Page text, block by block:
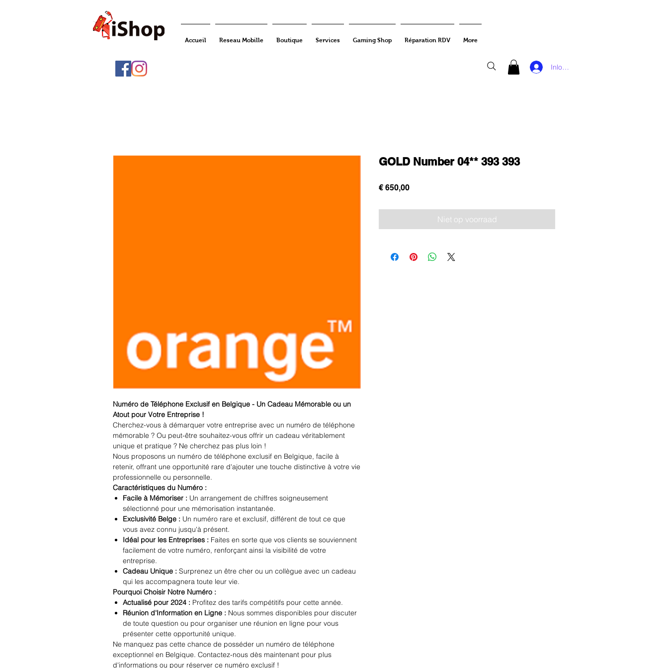
Accueil Reseau Mobille Boutique Services Gaming Shop Réparation RDV More
Inloggen
Numéro de Téléphone Exclusif en Belgique - Un Cadeau Mémorable ou un
Atout pour Votre Entreprise !
Cherchez-vous à démarquer votre entreprise avec un numéro de téléphone
mémorable ? Ou peut-être souhaitez-vous offrir un cadeau véritablement
unique et pratique ? Ne cherchez pas plus loin !
Nous proposons un numéro de téléphone exclusif en Belgique, facile à
retenir, offrant une opportunité rare d'ajouter une touche distinctive à votre vie
professionnelle ou personnelle.
Caractéristiques du Numéro :
Facile à Mémoriser : Un arrangement de chiffres soigneusement
sélectionné pour une mémorisation instantanée.
Exclusivité Belge : Un numéro rare et exclusif, différent de tout ce que
vous avez connu jusqu'à présent.
Idéal pour les Entreprises : Faites en sorte que vos clients se souviennent
facilement de votre numéro, renforçant ainsi la visibilité de votre
entreprise.
Cadeau Unique : Surprenez un être cher ou un collègue avec un cadeau
qui les accompagnera toute leur vie.
Pourquoi Choisir Notre Numéro :
Actualisé pour 2024 : Profitez des tarifs compétitifs pour cette année.
Réunion d'Information en Ligne : Nous sommes disponibles pour discuter
de toute question ou pour organiser une réunion en ligne pour vous
présenter cette opportunité unique.
Ne manquez pas cette chance de posséder un numéro de téléphone
exceptionnel en Belgique. Contactez-nous dès maintenant pour plus
d'informations ou pour réserver ce numéro exclusif !
GOLD Number 04** 393 393
€ 650,00Prijs
Niet op voorraad